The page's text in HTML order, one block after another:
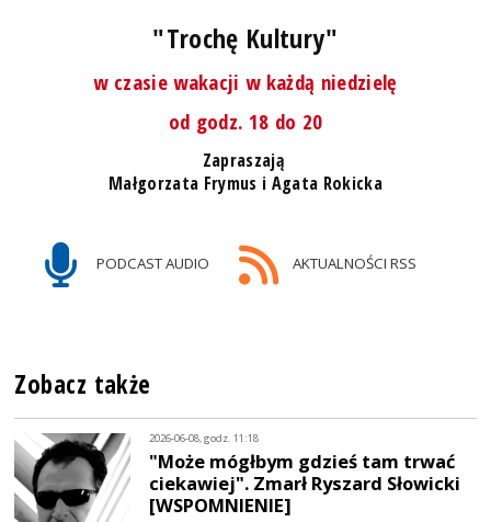
"Trochę Kultury"
w czasie wakacji w każdą niedzielę
od godz. 18 do 20
Zapraszają
Małgorzata Frymus i Agata Rokicka
PODCAST AUDIO AKTUALNOŚCI RSS
Zobacz także
2026-06-08, godz. 11:18
"Może mógłbym gdzieś tam trwać
ciekawiej". Zmarł Ryszard Słowicki
[WSPOMNIENIE]